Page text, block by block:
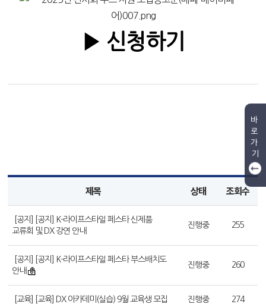
▶ 신청하기
제목 상태 조회수
[공지] [공지] K-라이프스타일 페스타 신제품
교류회 및 DX 강연 안내
진행중 255
[공지] [공지] K-라이프스타일 페스타 부스배치도
안내
진행중 260
[교육] [교육] DX 아카데미(실습) 9월 교육생 모집 진행중 274
바
로
가
기